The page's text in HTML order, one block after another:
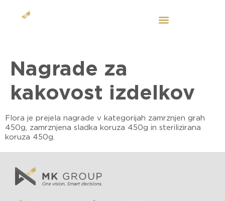
Nagrade za
kakovost izdelkov
Flora je prejela nagrade v kategorijah zamrznjen grah
450g, zamrznjena sladka koruza 450g in sterilizirana
koruza 450g.